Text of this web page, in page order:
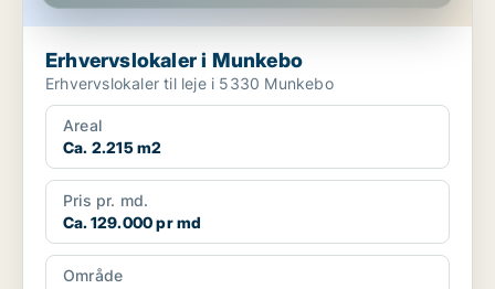
Erhvervslokaler i Munkebo
Erhvervslokaler til leje i 5330 Munkebo
Areal
Ca. 2.215 m2
Pris pr. md.
Ca. 129.000 pr md
Område